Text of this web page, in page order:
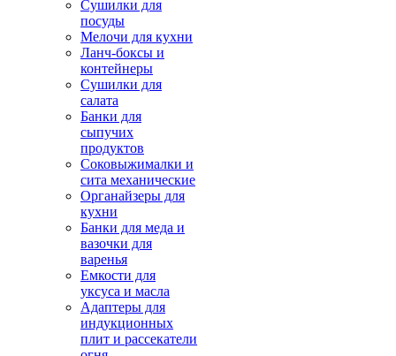
Сушилки для
посуды
Мелочи для кухни
Ланч-боксы и
контейнеры
Сушилки для
салата
Банки для
сыпучих
продуктов
Соковыжималки и
сита механические
Органайзеры для
кухни
Банки для меда и
вазочки для
варенья
Емкости для
уксуса и масла
Адаптеры для
индукционных
плит и рассекатели